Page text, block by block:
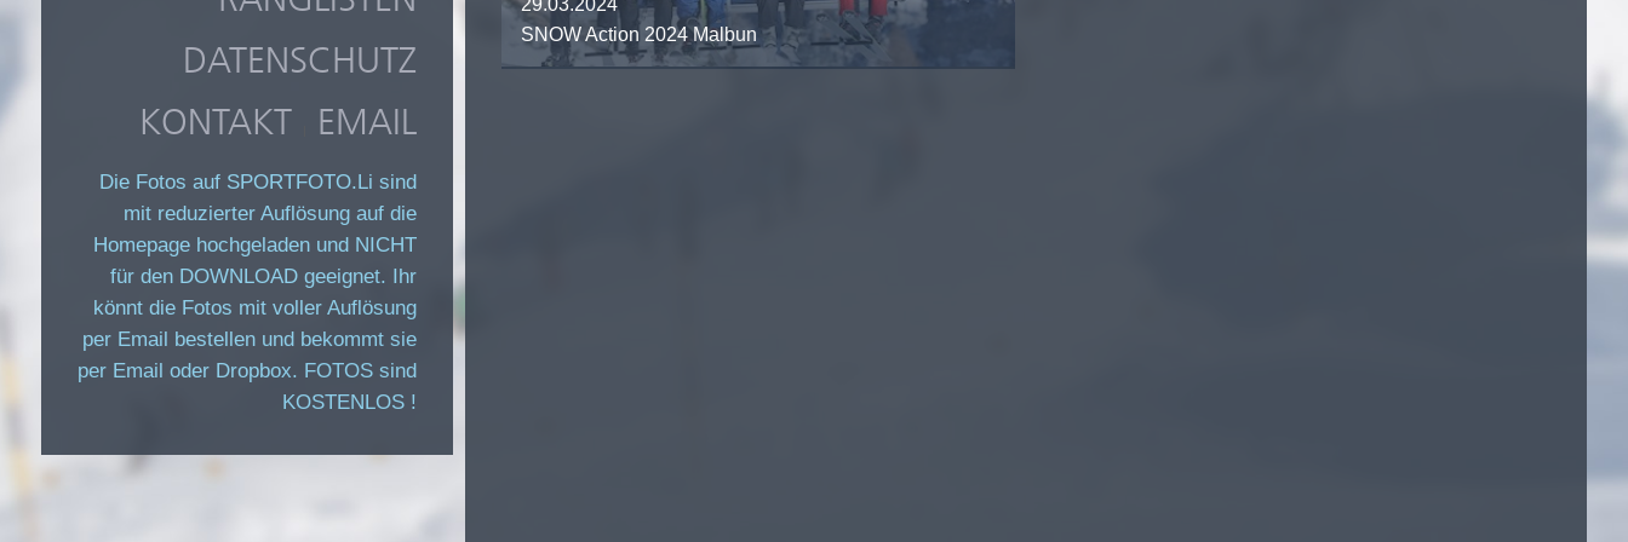
DATENSCHUTZ
KONTAKT
EMAIL
Die Fotos auf SPORTFOTO.Li sind
mit reduzierter Auflösung auf die
Homepage hochgeladen und NICHT
für den DOWNLOAD geeignet. Ihr
könnt die Fotos mit voller Auflösung
per Email bestellen und bekommt sie
per Email oder Dropbox. FOTOS sind
KOSTENLOS !
29.03.2024
SNOW Action 2024 Malbun